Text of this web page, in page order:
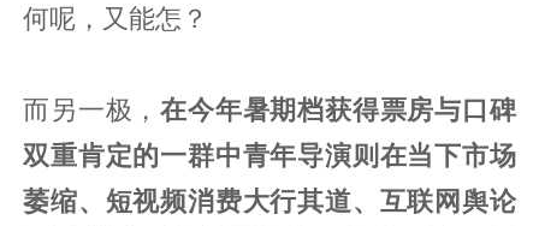
何呢，又能怎？
而另一极，在今年暑期档获得票房与口碑
双重肯定的一群中青年导演则在当下市场
萎缩、短视频消费大行其道、互联网舆论